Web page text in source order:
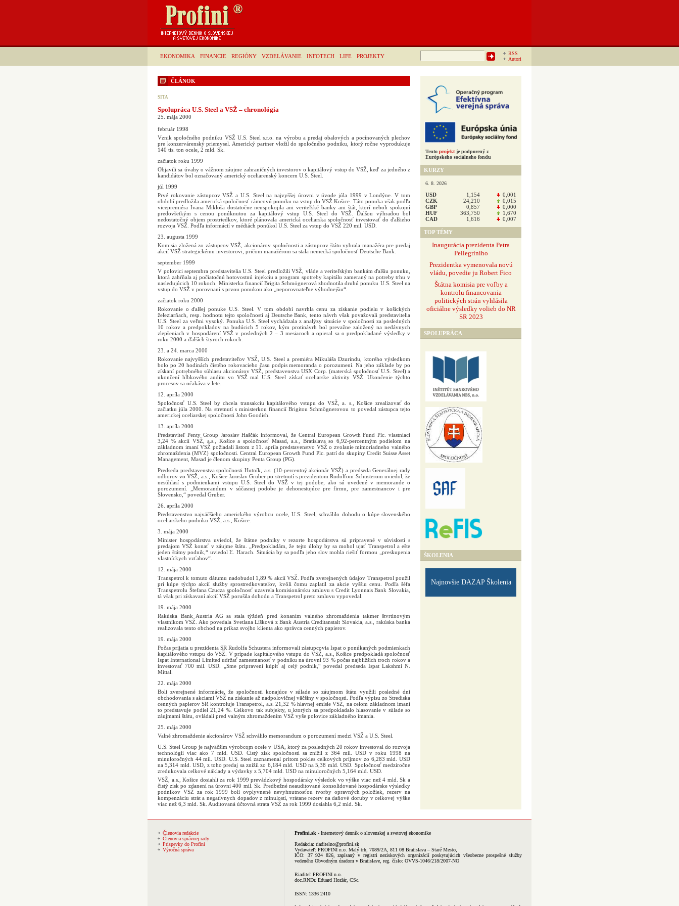
EKONOMIKA FINANCIE REGIÓNY VZDELÁVANIE INFOTECH LIFE PROJEKTY
RSS
Autori
Hľadať:
ČLÁNOK
SITA
Spolupráca U.S. Steel a VSŽ – chronológia
25. mája 2000
február 1998
Vznik spoločného podniku VSŽ U.S. Steel s.r.o. na výrobu a predaj obalových a pocínovaných plechov
pre konzervárenský priemysel. Americký partner vložil do spoločného podniku, ktorý ročne vyprodukuje
140 tis. ton ocele, 2 mld. Sk.
začiatok roku 1999
Objavili sa úvahy o vážnom záujme zahraničných investorov o kapitálový vstup do VSŽ, keď za jedného z
kandidátov bol označovaný americký oceliarenský koncern U.S. Steel.
júl 1999
Prvé rokovanie zástupcov VSŽ a U.S. Steel na najvyššej úrovni v úvode júla 1999 v Londýne. V tom
období predložila americká spoločnosť rámcovú ponuku na vstup do VSŽ Košice. Táto ponuka však podľa
vicepremiéra Ivana Mikloša dostatočne neuspokojila ani veriteľské banky ani štát, ktorí neboli spokojní
predovšetkým s cenou ponúknutou za kapitálový vstup U.S. Steel do VSŽ. Ďalšou výhradou bol
nedostatočný objem prostriedkov, ktoré plánovala americká oceliarska spoločnosť investovať do ďalšieho
rozvoja VSŽ. Podľa informácií v médiách ponúkol U.S. Steel za vstup do VSŽ 220 mil. USD.
23. augusta 1999
Komisia zložená zo zástupcov VSŽ, akcionárov spoločnosti a zástupcov štátu vybrala manažéra pre predaj
akcií VSŽ strategickému investorovi, pričom manažérom sa stala nemecká spoločnosť Deutsche Bank.
september 1999
V polovici septembra predstavitelia U.S. Steel predložili VSŽ, vláde a veriteľským bankám ďalšiu ponuku,
ktorá zahŕňala aj počiatočnú hotovostnú injekciu a program spotreby kapitálu zameraný na potreby trhu v
nasledujúcich 10 rokoch. Ministerka financií Brigita Schmögnerová zhodnotila druhú ponuku U.S. Steel na
vstup do VSŽ v porovnaní s prvou ponukou ako „neporovnateľne výhodnejšiu“.
začiatok roku 2000
Rokovanie o ďalšej ponuke U.S. Steel. V tom období navrhla cenu za získanie podielu v košických
železiarňach, resp. hodnotu tejto spoločnosti aj Deutsche Bank, tento návrh však považovali predstavitelia
U.S. Steel za veľmi vysoký. Ponuka U.S. Steel vychádzala z analýzy situácie v spoločnosti za posledných
10 rokov a predpokladov na budúcich 5 rokov, kým protinávrh bol prevažne založený na nedávnych
zlepšeniach v hospodárení VSŽ v posledných 2 – 3 mesiacoch a opieral sa o predpokladané výsledky v
roku 2000 a ďalších štyroch rokoch.
23. a 24. marca 2000
Rokovanie najvyšších predstaviteľov VSŽ, U.S. Steel a premiéra Mikuláša Dzurindu, ktorého výsledkom
bolo po 20 hodinách čistého rokovacieho času podpis memoranda o porozumení. Na jeho základe by po
získaní potrebného súhlasu akcionárov VSŽ, predstavenstva USX Corp. (materská spoločnosť U.S. Steel) a
ukončení hĺbkového auditu vo VSŽ mal U.S. Steel získať oceliarske aktivity VSŽ. Ukončenie týchto
procesov sa očakáva v lete.
12. apríla 2000
Spoločnosť U.S. Steel by chcela transakciu kapitálového vstupu do VSŽ, a. s., Košice zrealizovať do
začiatku júla 2000. Na stretnutí s ministerkou financií Brigitou Schmögnerovou to povedal zástupca tejto
americkej oceliarskej spoločnosti John Goodish.
13. apríla 2000
Predstaviteľ Penty Group Jaroslav Haščák informoval, že Central European Growth Fund Plc. vlastniaci
3,24 % akcií VSŽ, a.s., Košice a spoločnosť Masad, a.s., Bratislava so 6,92-percentným podielom na
základnom imaní VSŽ požiadali listom z 11. apríla predstavenstvo VSŽ o zvolanie mimoriadneho valného
zhromaždenia (MVZ) spoločnosti. Central European Growth Fund Plc. patrí do skupiny Credit Suisse Asset
Management, Masad je členom skupiny Penta Group (PG).
Predseda predstavenstva spoločnosti Hutník, a.s. (10-percentný akcionár VSŽ) a predseda Generálnej rady
odborov vo VSŽ, a.s., Košice Jaroslav Gruber po stretnutí s prezidentom Rudolfom Schusterom uviedol, že
nesúhlasí s podmienkami vstupu U.S. Steel do VSŽ v tej podobe, ako sú uvedené v memorande o
porozumení. „Memorandum v súčasnej podobe je dehonestujúce pre firmu, pre zamestnancov i pre
Slovensko,“ povedal Gruber.
26. apríla 2000
Predstavenstvo najväčšieho amerického výrobcu ocele, U.S. Steel, schválilo dohodu o kúpe slovenského
oceliarskeho podniku VSŽ, a.s., Košice.
3. mája 2000
Minister hospodárstva uviedol, že štátne podniky v rezorte hospodárstva sú pripravené v súvislosti s
predajom VSŽ konať v záujme štátu. „Predpokladám, že tejto úlohy by sa mohol ujať Transpetrol a ešte
jeden štátny podnik,“ uviedol Ľ. Harach. Situácia by sa podľa jeho slov mohla riešiť formou „preskupenia
vlastníckych vzťahov“.
12. mája 2000
Transpetrol k tomuto dátumu nadobudol 1,89 % akcií VSŽ. Podľa zverejnených údajov Transpetrol použil
pri kúpe týchto akcií služby sprostredkovateľov, kvôli čomu zaplatil za akcie vyššiu cenu. Podľa šéfa
Transpetrolu Štefana Czucza spoločnosť uzavrela komisionársku zmluvu s Credit Lyonnais Bank Slovakia,
tá však pri získavaní akcií VSŽ porušila dohodu a Transpetrol preto zmluvu vypovedal.
19. mája 2000
Rakúska Bank Austria AG sa stala týždeň pred konaním valného zhromaždenia takmer štvrtinovým
vlastníkom VSŽ. Ako povedala Svetlana Líšková z Bank Austria Creditanstalt Slovakia, a.s., rakúska banka
realizovala tento obchod na príkaz svojho klienta ako správca cenných papierov.
19. mája 2000
Počas prijatia u prezidenta SR Rudolfa Schustera informovali zástupcovia Ispat o ponúkaných podmienkach
kapitálového vstupu do VSŽ. V prípade kapitálového vstupu do VSŽ, a.s., Košice predpokladá spoločnosť
Ispat International Limited udržať zamestnanosť v podniku na úrovni 93 % počas najbližších troch rokov a
investovať 700 mil. USD. „Sme pripravení kúpiť aj celý podnik,“ povedal predseda Ispat Lakshmi N.
Mittal.
22. mája 2000
Boli zverejnené informácie, že spoločnosti konajúce v súlade so záujmom štátu využili posledné dni
obchodovania s akciami VSŽ na získanie až nadpolovičnej väčšiny v spoločnosti. Podľa výpisu zo Strediska
cenných papierov SR kontroluje Transpetrol, a.s. 21,32 % hlavnej emisie VSŽ, na celom základnom imaní
to predstavuje podiel 21,24 %. Celkovo tak subjekty, u ktorých sa predpokladalo hlasovanie v súlade so
záujmami štátu, ovládali pred valným zhromaždením VSŽ vyše polovice základného imania.
25. mája 2000
Valné zhromaždenie akcionárov VSŽ schválilo memorandum o porozumení medzi VSŽ a U.S. Steel.
U.S. Steel Group je najväčším výrobcom ocele v USA, ktorý za posledných 20 rokov investoval do rozvoja
technológií viac ako 7 mld. USD. Čistý zisk spoločnosti sa znížil z 364 mil. USD v roku 1998 na
minuloročných 44 mil. USD. U.S. Steel zaznamenal pritom pokles celkových príjmov zo 6,283 mld. USD
na 5,314 mld. USD, z toho predaj sa znížil zo 6,184 mld. USD na 5,38 mld. USD. Spoločnosť medziročne
zredukovala celkové náklady a výdavky z 5,704 mld. USD na minuloročných 5,164 mld. USD.
VSŽ, a.s., Košice dosiahli za rok 1999 prevádzkový hospodársky výsledok vo výške viac než 4 mld. Sk a
čistý zisk po zdanení na úrovni 400 mil. Sk. Predbežné neauditované konsolidované hospodárske výsledky
podnikov VSŽ za rok 1999 boli ovplyvnené nevyhnutnosťou tvorby opravných položiek, rezerv na
kompenzáciu strát a negatívnych dopadov z minulosti, vrátane rezerv na daňové doruby v celkovej výške
viac než 6,3 mld. Sk. Auditovaná účtovná strata VSŽ za rok 1999 dosiahla 6,2 mld. Sk.
Tento projekt je podporený z
Európskeho sociálneho fondu
KURZY
6. 8. 2026
USD 1,154
0,001
CZK
24,210
0,015
GBP
0,857
0,000
HUF
363,750
1,670
CAD
1,616 0,007
TOP TÉMY
Inaugurácia prezidenta Petra
Pellegriniho
Prezidentka vymenovala novú
vládu, povedie ju Robert Fico
Štátna komisia pre voľby a
kontrolu financovania
politických strán vyhlásila
oficiálne výsledky volieb do NR
SR 2023
SPOLUPRÁCA
ŠKOLENIA
Najnovšie DAZAP Školenia
Členovia redakcie
Členovia správnej rady
Príspevky do Profini
Výročná správa
Profini.sk - Internetový denník o slovenskej a svetovej ekonomike
Redakcia: riaditelno@profini.sk
Vydavateľ: PROFINI n.o. Malý trh, 7089/2A, 811 08 Bratislava – Staré Mesto,
IČO: 37 924 826, zapísaný v registri neziskových organizácií poskytujúcich všeobecne prospešné služby
vedeného Obvodným úradom v Bratislave, reg. číslo: OVVS-1046/218/2007-NO
Riaditeľ PROFINI n.o.
doc.RNDr. Eduard Hozlár, CSc.
ISSN: 1336 2410